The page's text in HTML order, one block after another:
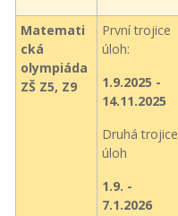
Matemati
cká
olympiáda
ZŠ Z5, Z9
První trojice
úloh:
1.9.2025 -
14.11.2025
Druhá trojice
úloh
1.9. -
7.1.2026